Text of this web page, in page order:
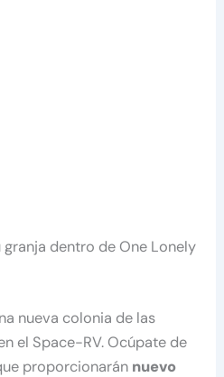
dentro de One Lonely
nueva colonia de las
el Space-RV. Ocúpate de
proporcionarán nuevo